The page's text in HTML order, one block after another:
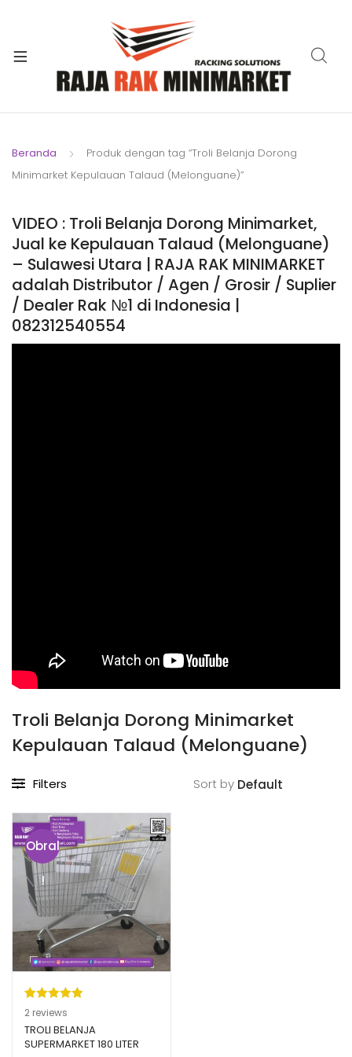
Beranda
Produk dengan tag “Troli Belanja Dorong
Minimarket Kepulauan Talaud (Melonguane)”
VIDEO : Troli Belanja Dorong Minimarket,
Jual ke Kepulauan Talaud (Melonguane)
– Sulawesi Utara | RAJA RAK MINIMARKET
adalah Distributor / Agen / Grosir / Suplier
/ Dealer Rak №1 di Indonesia |
082312540554
Troli Belanja Dorong Minimarket
Kepulauan Talaud (Melonguane)
Filters Sort by
Obral
!
Peringkat
5.00dari 5
berdasarka
2
2 reviews
TROLI BELANJA
SUPERMARKET 180 LITER